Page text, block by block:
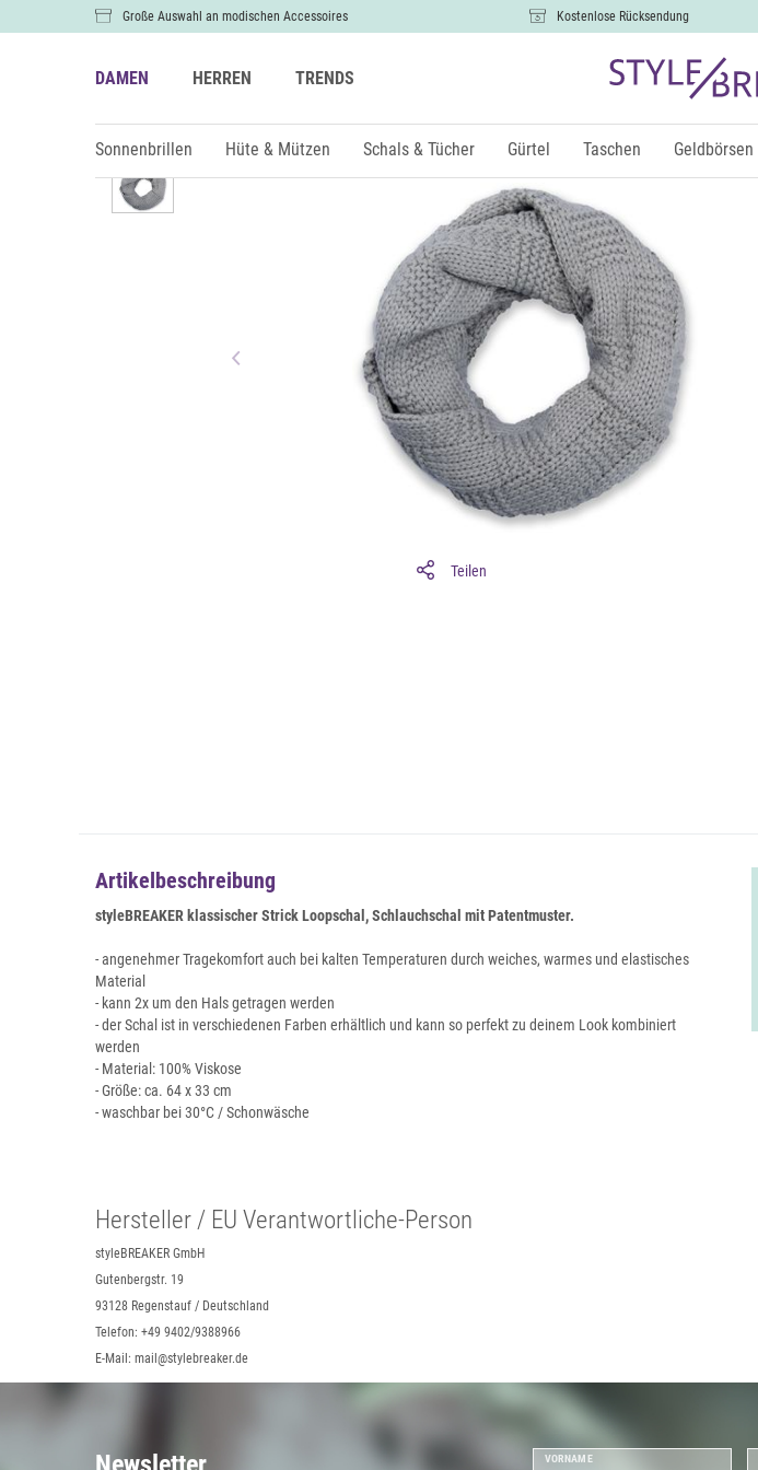
Große Auswahl an modischen Accessoires Kostenlose Rücksendung
DAMEN HERREN TRENDS
Sonnenbrillen Hüte & Mützen Schals & Tücher Gürtel Taschen Geldbörsen
Teilen
Artikelbeschreibung
styleBREAKER klassischer Strick Loopschal, Schlauchschal mit Patentmuster.
- angenehmer Tragekomfort auch bei kalten Temperaturen durch weiches, warmes und elastisches
Material
- kann 2x um den Hals getragen werden
- der Schal ist in verschiedenen Farben erhältlich und kann so perfekt zu deinem Look kombiniert
werden
- Material: 100% Viskose
- Größe: ca. 64 x 33 cm
- waschbar bei 30°C / Schonwäsche
Hersteller / EU Verantwortliche-Person
styleBREAKER GmbH
Gutenbergstr. 19
93128 Regenstauf / Deutschland
Telefon: +49 9402/9388966
E-Mail: mail@stylebreaker.de
VORNAME